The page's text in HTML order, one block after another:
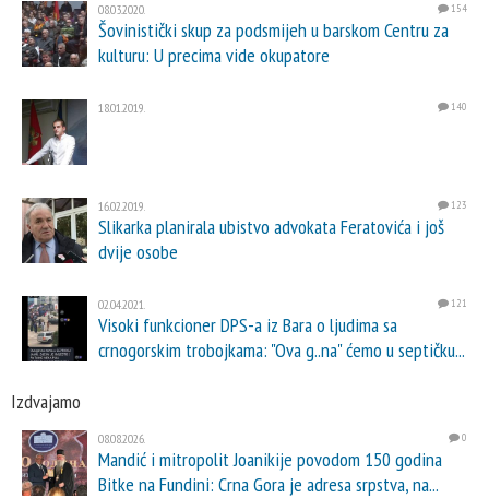
08.03.2020. 154
Šovinistički skup za podsmijeh u barskom Centru za
kulturu: U precima vide okupatore
18.01.2019. 140
16.02.2019. 123
Slikarka planirala ubistvo advokata Feratovića i još
dvije osobe
02.04.2021. 121
Visoki funkcioner DPS-a iz Bara o ljudima sa
crnogorskim trobojkama: "Ova g..na" ćemo u septičku...
Izdvajamo
08.08.2026. 0
Mandić i mitropolit Joanikije povodom 150 godina
Bitke na Fundini: Crna Gora je adresa srpstva, na...